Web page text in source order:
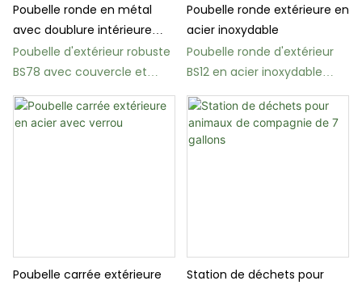
Poubelle ronde en métal
avec doublure intérieure
amovible pour un nettoyage
facile
Poubelle d'extérieur robuste
BS78 avec couvercle et
dispositif de fixation au sol
Poubelle ronde extérieure en
acier inoxydable
Poubelle ronde d'extérieur
BS12 en acier inoxydable
avec motif perforé
Poubelle carrée extérieure
Station de déchets pour